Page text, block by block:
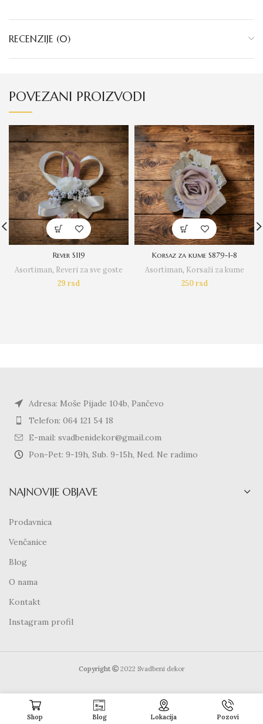
RECENZIJE (0)
POVEZANI PROIZVODI
Rever S119
Asortiman, Reveri za sve goste
29 rsd
Korsaz za kume S879-1-8
Asortiman, Korsaži za kume
250rsd
Adresa: Moše Pijade 104b, Pančevo
Telefon: 064 121 54 18
E-mail: svadbenidekor@gmail.com
Pon-Pet: 9-19h, Sub. 9-15h, Ned. Ne radimo
NAJNOVIJE OBJAVE
Prodavnica
Venčanice
Blog
O nama
Kontakt
Instagram profil
Copyright 2022 Svadbeni dekor
Shop Blog Lokacija Pozovi